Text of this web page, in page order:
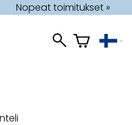
Nopeat toimitukset »